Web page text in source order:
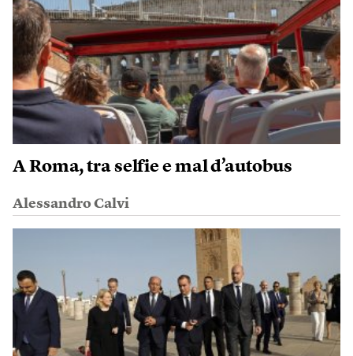
A Roma, tra selfie e mal d’autobus
Alessandro Calvi